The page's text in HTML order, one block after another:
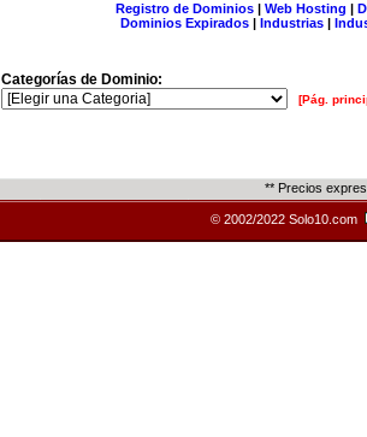
Registro de Dominios| Web Hosting |
Dominios Expirados | Industrias |
Categorías de Dominio:
[Pág.
** Precios
© 2002/2022 Solo10.com